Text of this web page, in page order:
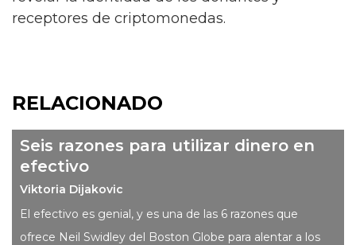
receptores de criptomonedas.
RELACIONADO
Seis razones para utilizar dinero en
efectivo
Viktoria Dijakovic
El efectivo es genial, y es una de las 6 razones que
ofrece Neil Swidley del Boston Globe para alentar a los